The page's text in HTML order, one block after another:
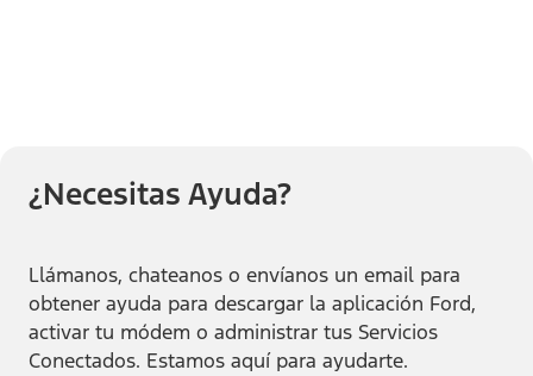
¿Necesitas Ayuda?
Llámanos, chateanos o envíanos un email para
obtener ayuda para descargar la aplicación Ford,
activar tu módem o administrar tus Servicios
Conectados. Estamos aquí para ayudarte.